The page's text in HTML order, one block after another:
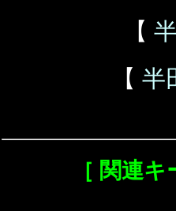
【
【 半
［ 関連キ